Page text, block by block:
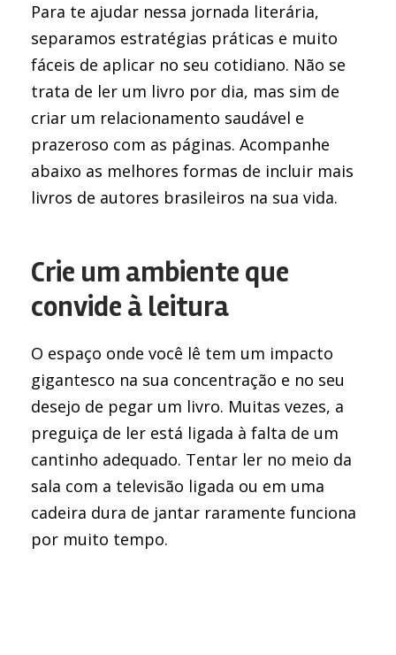
Para te ajudar nessa jornada literária,
separamos estratégias práticas e muito
fáceis de aplicar no seu cotidiano. Não se
trata de ler um livro por dia, mas sim de
criar um relacionamento saudável e
prazeroso com as páginas. Acompanhe
abaixo as melhores formas de incluir mais
livros de autores brasileiros na sua vida.
Crie um ambiente que
convide à leitura
O espaço onde você lê tem um impacto
gigantesco na sua concentração e no seu
desejo de pegar um livro. Muitas vezes, a
preguiça de ler está ligada à falta de um
cantinho adequado. Tentar ler no meio da
sala com a televisão ligada ou em uma
cadeira dura de jantar raramente funciona
por muito tempo.